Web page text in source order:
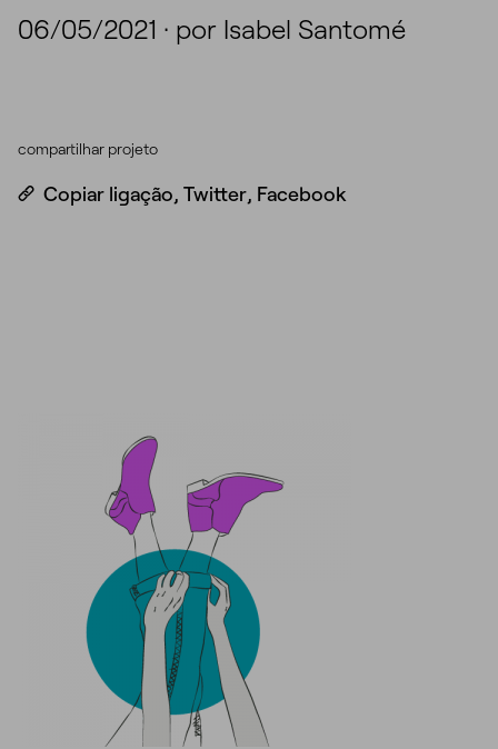
06/05/2021 · por Isabel Santomé
compartilhar projeto
Copiar ligação, Twitter, Facebook